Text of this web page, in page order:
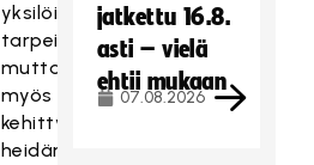
yksilöiden
tarpeisiin,
mutta
myös
kehittyy
heidän
jatkettu 16.8.
asti – vielä
ehtii mukaan
07.08.2026